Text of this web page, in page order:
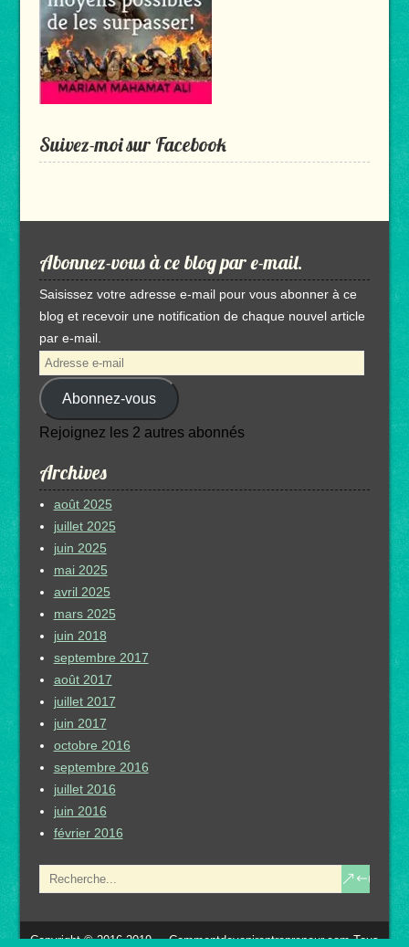
Suivez-moi sur Facebook
Abonnez-vous à ce blog par e-mail.
Saisissez votre adresse e-mail pour vous abonner à ce
blog et recevoir une notification de chaque nouvel article
par e-mail.
Adresse
e-
mail Abonnez-vous
Rejoignez les 2 autres abonnés
Archives
août 2025
juillet 2025
juin 2025
mai 2025
avril 2025
mars 2025
juin 2018
septembre 2017
août 2017
juillet 2017
juin 2017
octobre 2016
septembre 2016
juillet 2016
juin 2016
février 2016
Copyright © 2016-2019 – Commentdevenirentrepreneur.com Tous